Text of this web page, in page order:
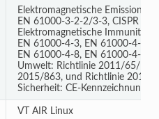
Elektromagnetische Emissionen:
EN 61000-3-2-2/3-3, CISPR 32
Elektromagnetische Immunität:
EN 61000-4-3, EN 61000-4-4,
EN 61000-4-8, EN 61000-4-11)
Umwelt: Richtlinie 2011/65/EU,
2015/863, und Richtlinie 2012/
Sicherheit: CE-Kennzeichnung
VT AIR Linux